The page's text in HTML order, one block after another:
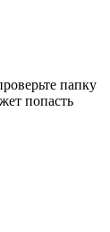
папку
попасть